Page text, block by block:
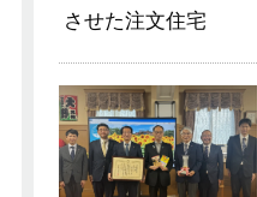
させた注文住宅